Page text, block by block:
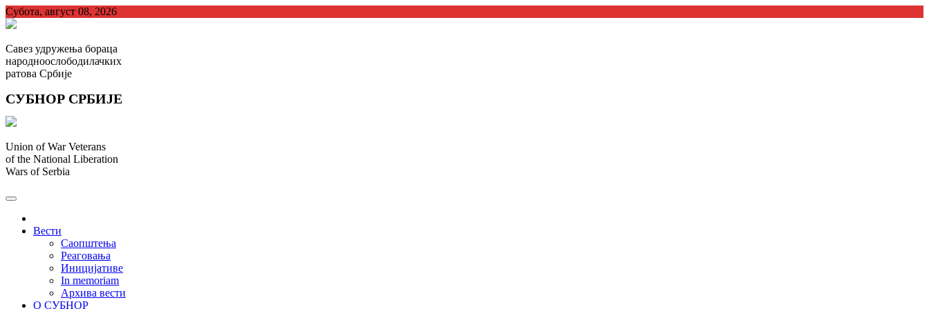
Skip
to
Субота, август 08, 2026
Савез удружења бораца
народноослободилачких
ратова Србије
СУБНОР СРБИЈЕ
Union of War Veterans
of the National Liberation
Wars of Serbia
Вести
Саопштења
Реаговања
Иницијативе
In memoriam
Архива вести
О СУБНОР